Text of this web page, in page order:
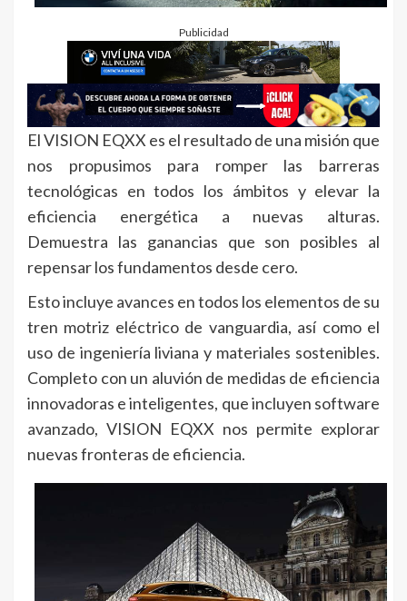
Publicidad
El VISION EQXX es el resultado de una misión que
nos propusimos para romper las barreras
tecnológicas en todos los ámbitos y elevar la
eficiencia energética a nuevas alturas.
Demuestra las ganancias que son posibles al
repensar los fundamentos desde cero.
Esto incluye avances en todos los elementos de su
tren motriz eléctrico de vanguardia, así como el
uso de ingeniería liviana y materiales sostenibles.
Completo con un aluvión de medidas de eficiencia
innovadoras e inteligentes, que incluyen software
avanzado, VISION EQXX nos permite explorar
nuevas fronteras de eficiencia.